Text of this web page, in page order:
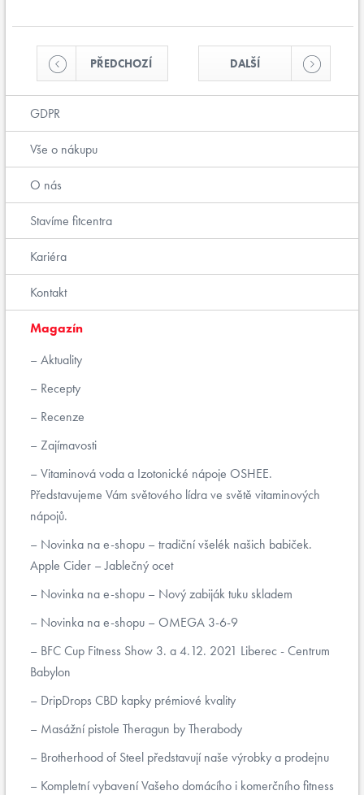
PŘEDCHOZÍ DALŠÍ
GDPR
Vše o nákupu
O nás
Stavíme fitcentra
Kariéra
Kontakt
Magazín
Aktuality
Recepty
Recenze
Zajímavosti
Vitaminová voda a Izotonické nápoje OSHEE.
Představujeme Vám světového lídra ve světě vitaminových
nápojů.
Novinka na e-shopu – tradiční všelék našich babiček.
Apple Cider – Jablečný ocet
Novinka na e-shopu – Nový zabiják tuku skladem
Novinka na e-shopu – OMEGA 3-6-9
BFC Cup Fitness Show 3. a 4.12. 2021 Liberec - Centrum
Babylon
DripDrops CBD kapky prémiové kvality
Masážní pistole Theragun by Therabody
Brotherhood of Steel představují naše výrobky a prodejnu
Kompletní vybavení Vašeho domácího i komerčního fitness